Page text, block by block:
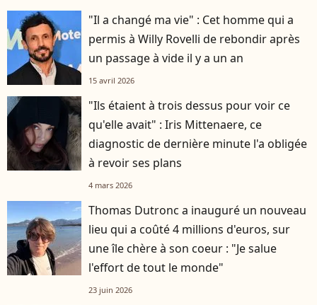
"Il a changé ma vie" : Cet homme qui a
permis à Willy Rovelli de rebondir après
un passage à vide il y a un an
15 avril 2026
"Ils étaient à trois dessus pour voir ce
qu'elle avait" : Iris Mittenaere, ce
diagnostic de dernière minute l'a obligée
à revoir ses plans
4 mars 2026
Thomas Dutronc a inauguré un nouveau
lieu qui a coûté 4 millions d'euros, sur
une île chère à son coeur : "Je salue
l'effort de tout le monde"
23 juin 2026